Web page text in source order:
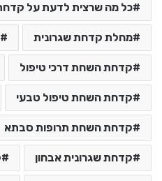
כל מה שרצית לדעת על
מחלת קדחת שגרונית
קדחת השחת דרכי טיפול
קדחת השחת טיפול טבעי
קדחת השחת תרופות סבתא
קדחת שגרונית אבחון